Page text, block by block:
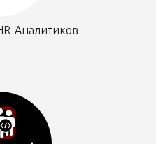
Аналитиков